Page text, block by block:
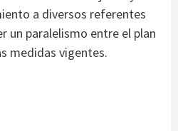
a diversos referentes
un paralelismo entre el plan
medidas vigentes.